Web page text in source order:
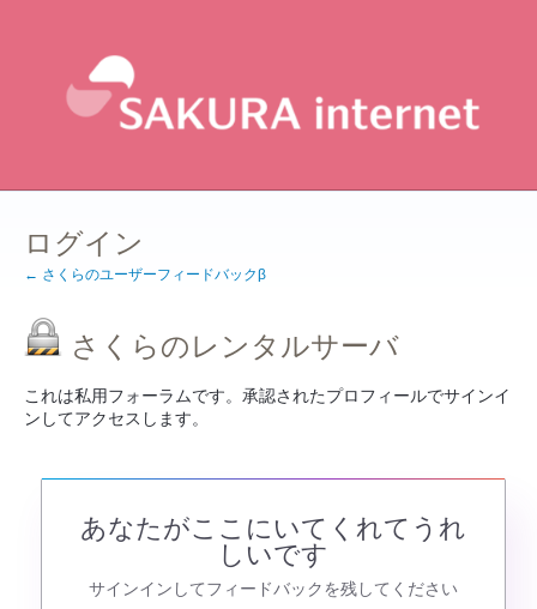
ログイン
← さくらのユーザーフィードバックβ
さくらのレンタルサーバ
これは私用フォーラムです。承認されたプロフィールでサインイ
ンしてアクセスします。
あなたがここにいてくれてうれ
しいです
サインインしてフィードバックを残してください